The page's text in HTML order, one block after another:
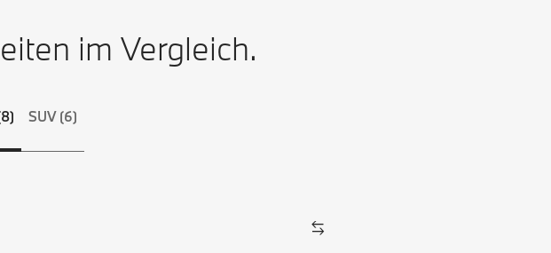
im Vergleich.
SUV (6)